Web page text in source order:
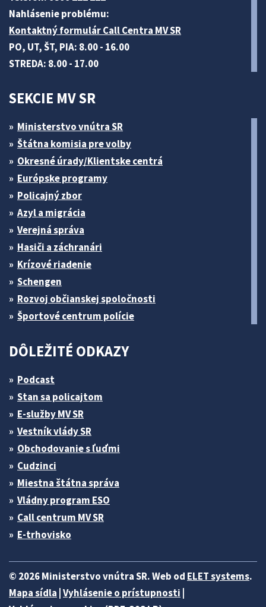
Nahlásenie problému:
Kontaktný formulár Call Centra MV SR
PO, UT, ŠT, PIA: 8.00 - 16.00
STREDA: 8.00 - 17.00
SEKCIE MV SR
Ministerstvo vnútra SR
Štátna komisia pre volby
Okresné úrady/Klientske centrá
Európske programy
Policajný zbor
Azyl a migrácia
Verejná správa
Hasiči a záchranári
Krízové riadenie
Schengen
Rozvoj občianskej spoločnosti
Športové centrum polície
DÔLEŽITÉ ODKAZY
Podcast
Stan sa policajtom
E-služby MV SR
Vestník vlády SR
Obchodovanie s ľuďmi
Cudzinci
Miestna štátna správa
Vládny program ESO
Call centrum MV SR
E-trhovisko
© 2026 Ministerstvo vnútra SR. Web od ELET systems.
Mapa sídla Vyhlásenie o prístupnosti